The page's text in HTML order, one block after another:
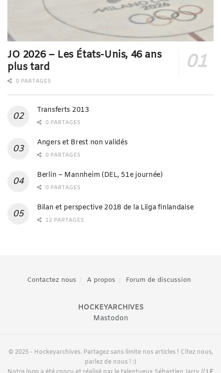
JO 2026 – Les États-Unis, 46 ans
plus tard
0 PARTAGES
Transferts 2013
0 PARTAGES
Angers et Brest non validés
0 PARTAGES
Berlin – Mannheim (DEL, 51e journée)
0 PARTAGES
Bilan et perspective 2018 de la Liiga finlandaise
12 PARTAGES
Contactez nous A propos Forum de discussion
HOCKEYARCHIVES
Mastodon
© 2025 - Hockeyarchives. Partagez sans limite nos articles ! Citez nous,
parlez de nous ! :)